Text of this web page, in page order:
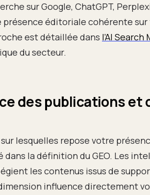
sur Google, ChatGPT,
éditoriale cohérente sur
est détaillée dans l’AI Search
du secteur.
des publications et
lesquelles repose votre
dans la définition du GEO. Les
les contenus issus de
influence directement